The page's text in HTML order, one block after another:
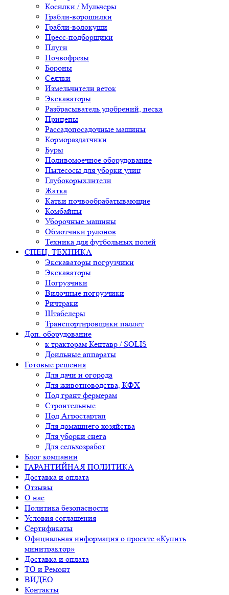
Косилки / Мульчеры
Грабли-ворошилки
Грабли-волокуши
Пресс-подборщики
Плуги
Почвофрезы
Бороны
Сеялки
Измельчители веток
Экскаваторы
Разбрасыватель удобрений, песка
Прицепы
Рассадопосадочные машины
Кормораздатчики
Буры
Поливомоечное оборудование
Пылесосы для уборки улиц
Глубокорыхлители
Жатка
Катки почвообрабатывающие
Комбайны
Уборочные машины
Обмотчики рулонов
Техника для футбольных полей
СПЕЦ. ТЕХНИКА
Экскаваторы погрузчики
Экскаваторы
Погрузчики
Вилочные погрузчики
Ричтраки
Штабелеры
Транспортировщики паллет
Доп. оборудование
к тракторам Кентавр / SOLIS
Доильные аппараты
Готовые решения
Для дачи и огорода
Для животноводства, КФХ
Под грант фермерам
Строительные
Под Агростартап
Для домашнего хозяйства
Для уборки снега
Для сельхозработ
Блог компании
ГАРАНТИЙНАЯ ПОЛИТИКА
Доставка и оплата
Отзывы
О нас
Политика безопасности
Условия соглашения
Сертификаты
Официальная информация о проекте «Купить
минитрактор»
Доставка и оплата
ТО и Ремонт
ВИДЕО
Контакты